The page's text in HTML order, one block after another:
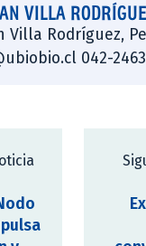
VILLA
Villa Rodríguez,
042-